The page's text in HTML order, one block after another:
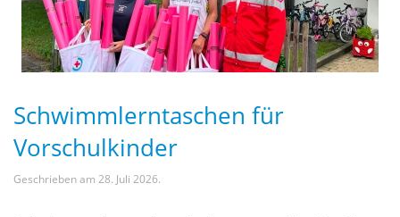
Schwimmlerntaschen für
Vorschulkinder
Geschrieben am 28. Juli 2026.